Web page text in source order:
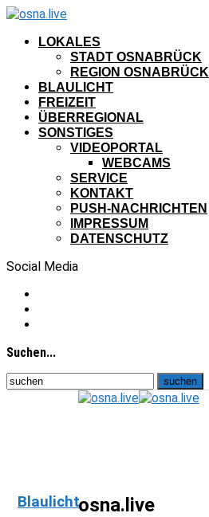
LOKALES
STADT OSNABRÜCK
REGION OSNABRÜCK
BLAULICHT
FREIZEIT
ÜBERREGIONAL
SONSTIGES
VIDEOPORTAL
WEBCAMS
SERVICE
KONTAKT
PUSH-NACHRICHTEN
IMPRESSUM
DATENSCHUTZ
Social Media
Suchen...
osna.live
Blaulicht